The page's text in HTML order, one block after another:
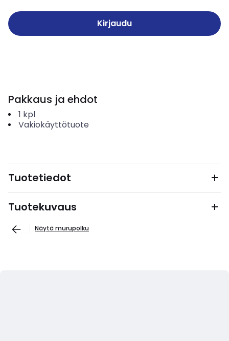
Kirjaudu
Pakkaus ja ehdot
1 kpl
Vakiokäyttötuote
Tuotetiedot
Tuotekuvaus
Näytä murupolku